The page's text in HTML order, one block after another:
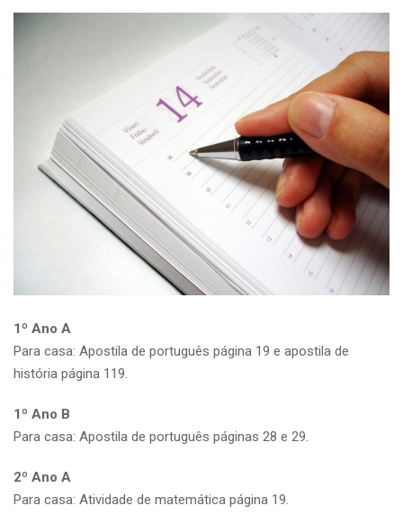
1º Ano A
Para casa: Apostila de português página 19 e apostila de
história página 119.
1º Ano B
Para casa: Apostila de português páginas 28 e 29.
2º Ano A
Para casa: Atividade de matemática página 19.